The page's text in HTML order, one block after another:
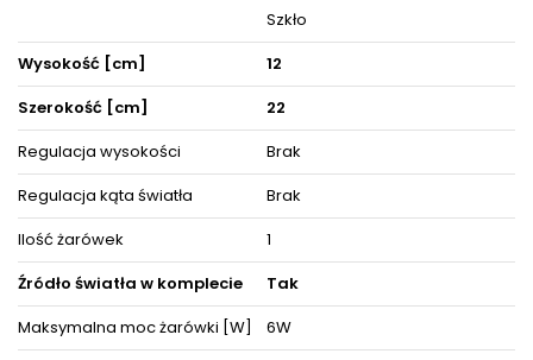
ZOBACZ PODOBNE PRODUKTY W KATEGORIACH
Szkło
Wysokość [cm]
12
Szerokość [cm]
22
Regulacja wysokości
Brak
Regulacja kąta światła
Brak
Ilość żarówek
1
Źródło światła w komplecie
Tak
Maksymalna moc żarówki [W]
6W